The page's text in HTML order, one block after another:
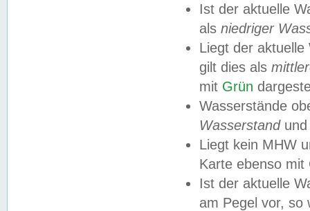
Ist der aktuelle
als niedriger
Liegt der
gilt dies als
mit Grün
Wasserstände
Wasserstandund
Liegt kein MHW
Karte ebenso mit
Ist der aktuelle
am Pegel vor,